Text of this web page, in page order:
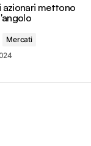
azionari mettono
Mercati